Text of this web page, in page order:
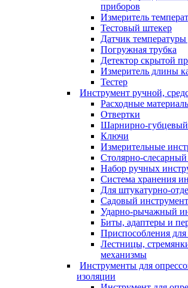
приборов
Измеритель
Тестовый штекер
Датчик
Погружная трубка
Детектор скрытой
Измеритель длины
Тестер
Инструмент ручной,
Расходные
Отвертки
Шарнирно-
Ключи
Измерительные
Столярно-
Набор ручных
Система хранения
Для штукатурно-
Садовый
Ударно-рычажный
Биты, адаптеры и
Приспособления
Лестницы,
механизмы
Инструменты для
изоляции